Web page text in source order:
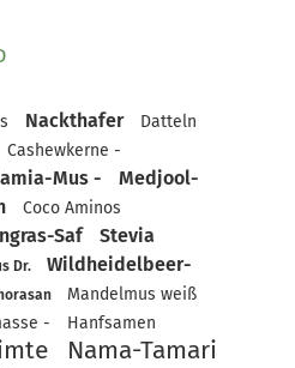
Nackthafer
Datteln
Cashewkerne -
Mus -
Medjool-
Coco Aminos
Saf Stevia
Dr. Wildheidelbeer-
Mandelmus weiß
-
Hanfsamen
Nama-Tamari